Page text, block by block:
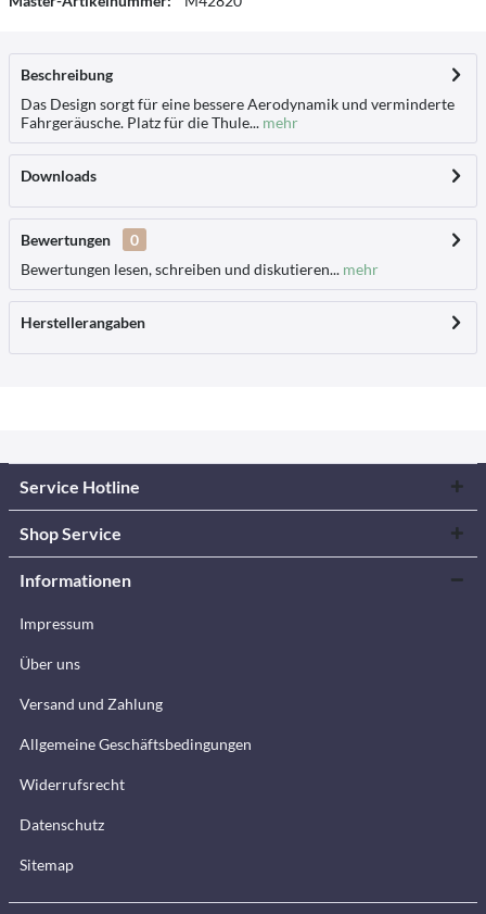
Beschreibung
Das Design sorgt für eine bessere Aerodynamik und verminderte
Fahrgeräusche. Platz für die Thule... mehr
Downloads
Bewertungen
0
Bewertungen lesen, schreiben und diskutieren... mehr
Herstellerangaben
Service Hotline
Shop Service
Informationen
Impressum
Über uns
Versand und Zahlung
Allgemeine Geschäftsbedingungen
Widerrufsrecht
Datenschutz
Sitemap